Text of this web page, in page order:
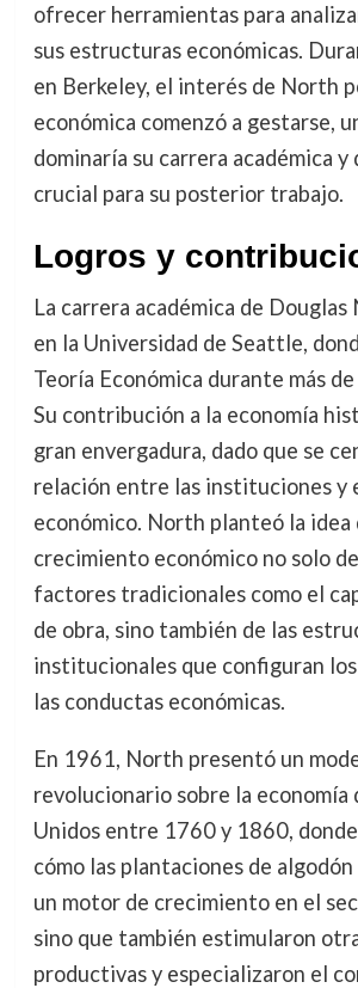
ofrecer herramientas para
sus estructuras económicas.
en Berkeley, el interés de North
económica comenzó a gestarse,
dominaría su carrera académica y
crucial para su posterior trabajo.
Logros y
La carrera académica de
en la Universidad de Seattle,
Teoría Económica durante más
Su contribución a la economía
gran envergadura, dado que se
relación entre las instituciones y
económico. North planteó la idea
crecimiento económico no solo
factores tradicionales como el
de obra, sino también de las
institucionales que configuran
las conductas económicas.
En 1961, North presentó un
revolucionario sobre la economía
Unidos entre 1760 y 1860,
cómo las plantaciones de
un motor de crecimiento en el
sino que también estimularon
productivas y especializaron el